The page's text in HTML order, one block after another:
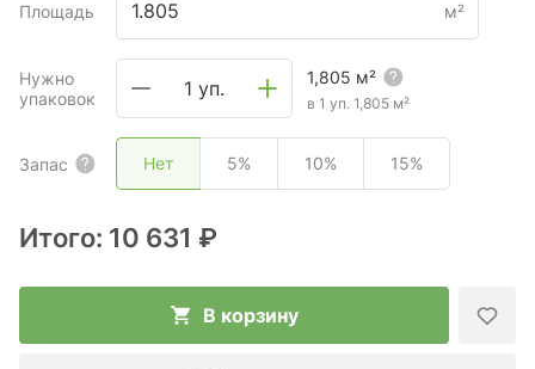
Площадь м²
Нужно
упаковок
1 уп. 1,805 м²
в 1 уп. 1,805 м²
Запас Нет 5% 10% 15%
Итого: 10 631 ₽
В корзину